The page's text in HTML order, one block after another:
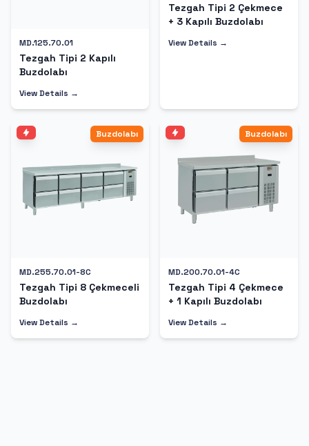
MD.125.70.01
Tezgah Tipi 2 Kapılı
Buzdolabı
View Details →
Tezgah Tipi 2 Çekmece
+ 3 Kapılı Buzdolabı
View Details →
Buzdolabı
MD.255.70.01-8C
Tezgah Tipi 8 Çekmeceli
Buzdolabı
View Details →
Buzdolabı
MD.200.70.01-4C
Tezgah Tipi 4 Çekmece
+ 1 Kapılı Buzdolabı
View Details →